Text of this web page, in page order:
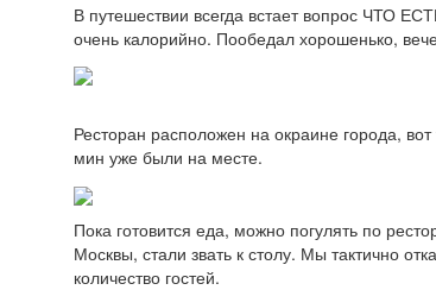
В путешествии всегда встает вопрос ЧТО
очень калорийно. Пообедал хорошенько,
Ресторан расположен на окраине города, вот
мин уже были на месте.
Пока готовится еда, можно погулять по
Москвы, стали звать к столу. Мы тактично
количество гостей.